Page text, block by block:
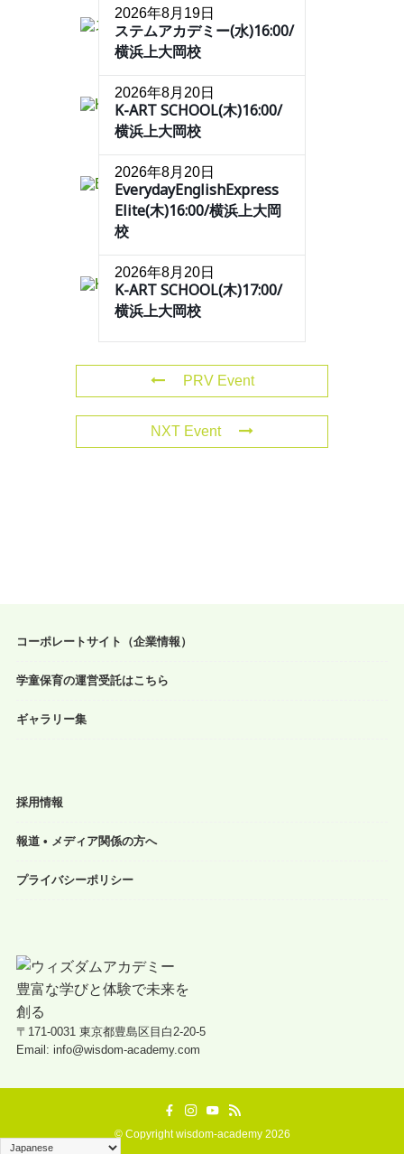
2026年8月19日
ステムアカデミー(水)16:00/
横浜上大岡校
2026年8月20日
K-ART SCHOOL(木)16:00/
横浜上大岡校
2026年8月20日
EverydayEnglishExpress
Elite(木)16:00/横浜上大岡
校
2026年8月20日
K-ART SCHOOL(木)17:00/
横浜上大岡校
PRV Event
NXT Event
コーポレートサイト（企業情報）
学童保育の運営受託はこちら
ギャラリー集
採用情報
報道 • メディア関係の方へ
プライバシーポリシー
〒171-0031 東京都豊島区目白2-20-5
Email: info@wisdom-academy.com
©Copyright wisdom-academy 2026